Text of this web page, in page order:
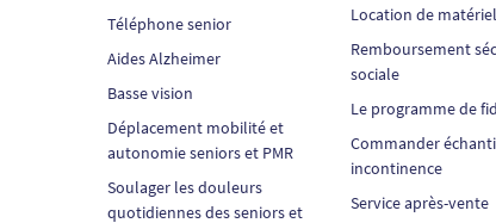
Téléphone senior
Aides Alzheimer
Basse vision
Déplacement mobilité et
autonomie seniors et PMR
Soulager les douleurs
quotidiennes des seniors et
Location de
Remboursement
sociale
Le programme de
Commander
incontinence
Service après-vente